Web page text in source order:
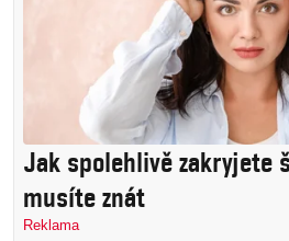
Jak spolehlivě zakryjete
musíte znát
Reklama